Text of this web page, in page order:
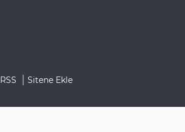
RSS Sitene Ekle